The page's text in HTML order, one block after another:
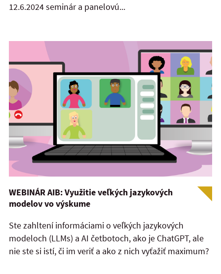
12.6.2024 seminár a panelovú...
WEBINÁR AIB: Využitie veľkých jazykových
modelov vo výskume
Ste zahltení informáciami o veľkých jazykových
modeloch (LLMs) a AI četbotoch, ako je ChatGPT, ale
nie ste si istí, či im veriť a ako z nich vyťažiť maximum?